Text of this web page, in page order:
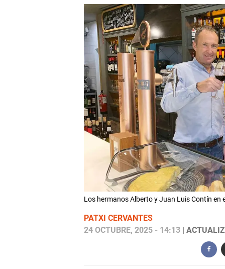
Los hermanos Alberto y Juan Luis Contín
PATXI CERVANTES
24 OCTUBRE, 2025 - 14:13|